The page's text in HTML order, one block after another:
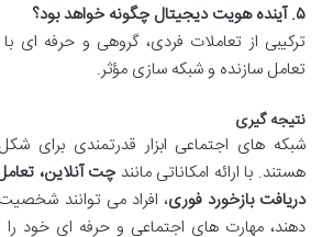
۵. آینده هویت دیجیتال چگونه خواهد بود؟
ترکیبی از تعاملات فردی، گروهی و حرفه ای
تعامل سازنده و شبکه سازی مؤثر.
نتیجه گیری
شبکه های اجتماعی ابزار قدرتمندی برای
هستند. با ارائه امکاناتی مانندچت آنلاین،
دریافت بازخورد فوری، افراد می توانند
دهند، مهارت های اجتماعی و حرفه ای خود